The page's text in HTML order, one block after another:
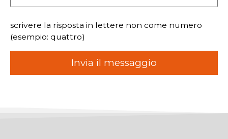
scrivere la risposta in lettere non come numero
(esempio: quattro)